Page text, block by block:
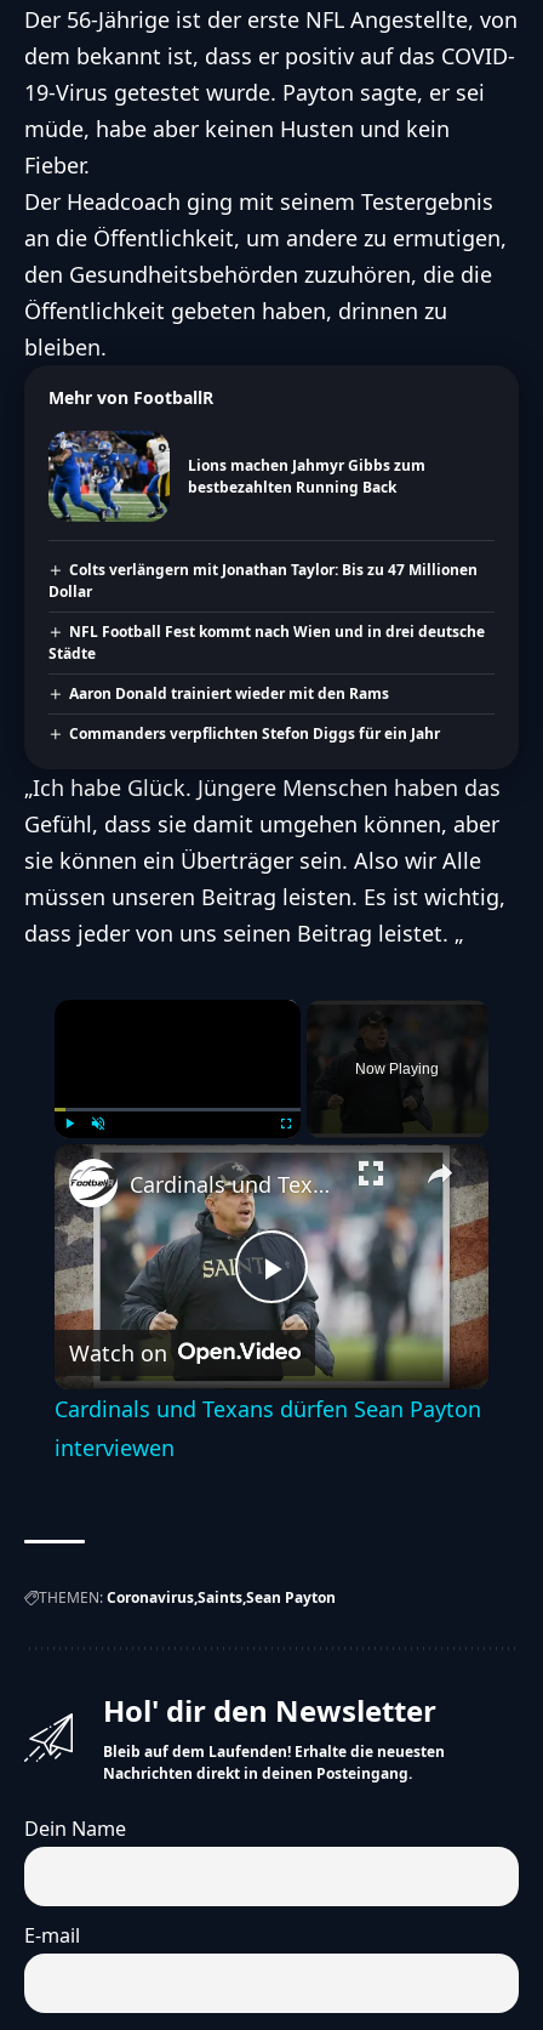
Der 56-Jährige ist der erste NFL Angestellte, von
dem bekannt ist, dass er positiv auf das COVID-
19-Virus getestet wurde. Payton sagte, er sei
müde, habe aber keinen Husten und kein
Fieber.
Der Headcoach ging mit seinem Testergebnis
an die Öffentlichkeit, um andere zu ermutigen,
den Gesundheitsbehörden zuzuhören, die die
Öffentlichkeit gebeten haben, drinnen zu
bleiben.
Mehr von FootballR
Lions machen Jahmyr Gibbs zum
bestbezahlten Running Back
Colts verlängern mit Jonathan Taylor: Bis zu 47 Millionen
Dollar
NFL Football Fest kommt nach Wien und in drei deutsche
Städte
Aaron Donald trainiert wieder mit den Rams
Commanders verpflichten Stefon Diggs für ein Jahr
„Ich habe Glück. Jüngere Menschen haben das
Gefühl, dass sie damit umgehen können, aber
sie können ein Überträger sein. Also wir Alle
müssen unseren Beitrag leisten. Es ist wichtig,
dass jeder von uns seinen Beitrag leistet. „
×
Unmute Fullscreen
Now Playing
Play
Video
Cardinals und Texans dürfen Sean Payton interviewen
Watch on
Cardinals und Texans dürfen Sean Payton
interviewen
THEMEN:CoronavirusSaintsSean Payton
Hol' dir den Newsletter
Bleib auf dem Laufenden! Erhalte die neuesten
Nachrichten direkt in deinen Posteingang.
Dein Name
E-mail